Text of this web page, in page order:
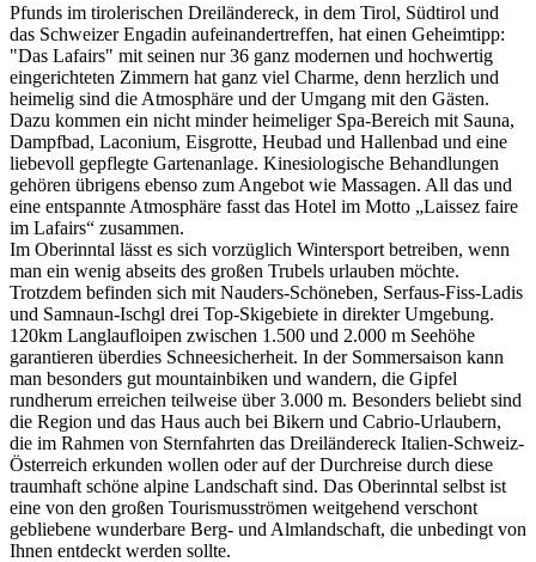
Pfunds im tirolerischen Dreiländereck, in dem Tirol, Südtirol und
das Schweizer Engadin aufeinandertreffen, hat einen Geheimtipp:
"Das Lafairs" mit seinen nur 36 ganz modernen und hochwertig
eingerichteten Zimmern hat ganz viel Charme, denn herzlich und
heimelig sind die Atmosphäre und der Umgang mit den Gästen.
Dazu kommen ein nicht minder heimeliger Spa-Bereich mit Sauna,
Dampfbad, Laconium, Eisgrotte, Heubad und Hallenbad und eine
liebevoll gepflegte Gartenanlage. Kinesiologische Behandlungen
gehören übrigens ebenso zum Angebot wie Massagen. All das und
eine entspannte Atmosphäre fasst das Hotel im Motto „Laissez faire
im Lafairs“ zusammen.
Im Oberinntal lässt es sich vorzüglich Wintersport betreiben, wenn
man ein wenig abseits des großen Trubels urlauben möchte.
Trotzdem befinden sich mit Nauders-Schöneben, Serfaus-Fiss-Ladis
und Samnaun-Ischgl drei Top-Skigebiete in direkter Umgebung.
120km Langlaufloipen zwischen 1.500 und 2.000 m Seehöhe
garantieren überdies Schneesicherheit. In der Sommersaison kann
man besonders gut mountainbiken und wandern, die Gipfel
rundherum erreichen teilweise über 3.000 m. Besonders beliebt sind
die Region und das Haus auch bei Bikern und Cabrio-Urlaubern,
die im Rahmen von Sternfahrten das Dreiländereck Italien-Schweiz-
Österreich erkunden wollen oder auf der Durchreise durch diese
traumhaft schöne alpine Landschaft sind. Das Oberinntal selbst ist
eine von den großen Tourismusströmen weitgehend verschont
gebliebene wunderbare Berg- und Almlandschaft, die unbedingt von
Ihnen entdeckt werden sollte.